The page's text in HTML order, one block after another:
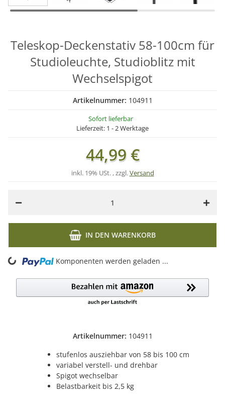
Artikelnummer: 104911
stufenlos ausziehbar von 58 bis 100 cm
variabel verstell- und drehbar
Spigot wechselbar
Belastbarkeit bis 2,5 kg
Teleskop-Deckenstativ 58-100cm für
Studioleuchte, Studioblitz mit
Wechselspigot
Artikelnummer: 104911
Sofort lieferbar
Lieferzeit: 1 - 2 Werktage
44,99 €
inkl. 19% USt. , zzgl.Versand
IN DEN WARENKORB
Komponenten werden geladen ...